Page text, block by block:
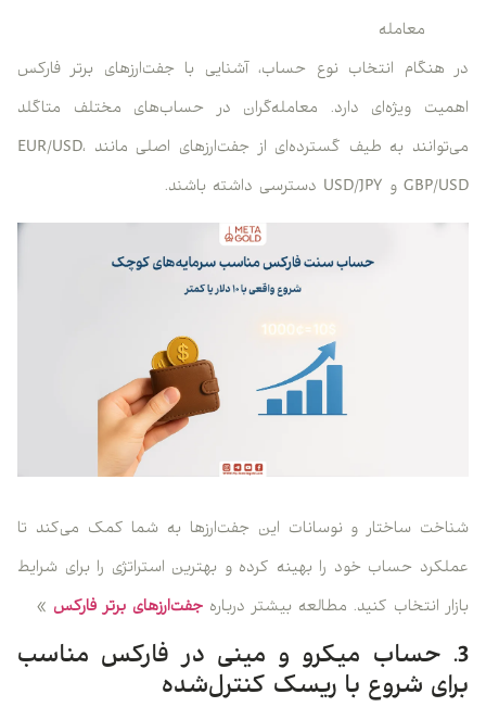
معامله
در هنگام انتخاب نوع حساب، آشنایی با جفت‌ارزهای برتر فارکس
اهمیت ویژه‌ای دارد. معامله‌گران در حساب‌های مختلف متاگلد
می‌توانند به طیف گسترده‌ای از جفت‌ارزهای اصلی مانند EUR/USD،
GBP/USD و USD/JPY دسترسی داشته باشند.
شناخت ساختار و نوسانات این جفت‌ارزها به شما کمک می‌کند تا
عملکرد حساب خود را بهینه کرده و بهترین استراتژی را برای شرایط
بازار انتخاب کنید. مطالعه بیشتر درباره جفت‌ارزهای برتر فارکس »
3. حساب میکرو و مینی در فارکس مناسب
برای شروع با ریسک کنترل‌شده